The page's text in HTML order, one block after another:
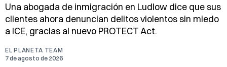
Una abogada de inmigración en Ludlow dice que sus
clientes ahora denuncian delitos violentos sin miedo
a ICE, gracias al nuevo PROTECT Act.
EL PLANETA TEAM
7 de agosto de 2026